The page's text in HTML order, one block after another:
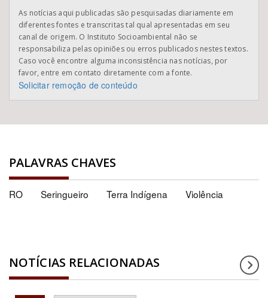
As notícias aqui publicadas são pesquisadas diariamente em
diferentes fontes e transcritas tal qual apresentadas em seu
canal de origem. O Instituto Socioambiental não se
responsabiliza pelas opiniões ou erros publicados nestes textos.
Caso você encontre alguma inconsistência nas notícias, por
favor, entre em contato diretamente com a fonte.
Solicitar remoção de conteúdo
PALAVRAS CHAVES
RO Seringueiro Terra Indígena Violência
NOTÍCIAS RELACIONADAS